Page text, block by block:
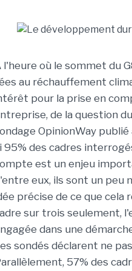
l'heure où le sommet du
au réchauffement
pour la prise en
de la question
OpinionWay publié
95% des cadres
est un enjeu
eux, ils sont un peu
précise de ce que cela
sur trois seulement,
dans une
sondés déclarent ne
57% des